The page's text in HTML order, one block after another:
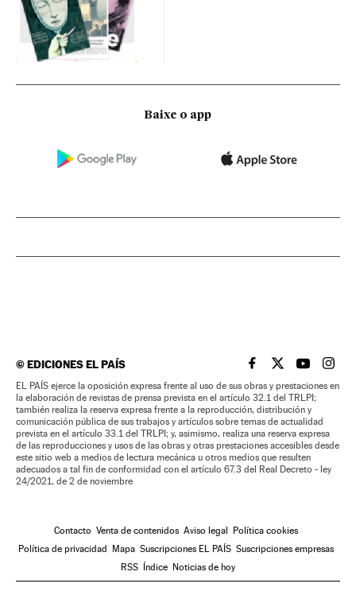
Baixe o app
©EDICIONES EL PAÍS EL PAÍS BRASIL EN
EL PAÍSEL PAÍS
EL
EL PAÍS ejerce la oposición expresa frente al uso de sus obras y prestaciones en
la elaboración de revistas de prensa prevista en el artículo 32.1 del TRLPI;
también realiza la reserva expresa frente a la reproducción, distribución y
comunicación pública de sus trabajos y artículos sobre temas de actualidad
prevista en el artículo 33.1 del TRLPI; y, asimismo, realiza una reserva expresa
de las reproducciones y usos de las obras y otras prestaciones accesibles desde
este sitio web a medios de lectura mecánica u otros medios que resulten
adecuados a tal fin de conformidad con el artículo 67.3 del Real Decreto - ley
24/2021, de 2 de noviembre
Contacto Venta de contenidos Aviso legal
Política cookies
Política de privacidad
Mapa Suscripciones EL PAÍS Suscripciones empresas
RSS
Índice Noticias de hoy